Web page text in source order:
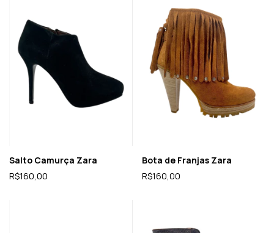
Salto Camurça Zara
R$160,00
Bota de Franjas Zara
R$160,00